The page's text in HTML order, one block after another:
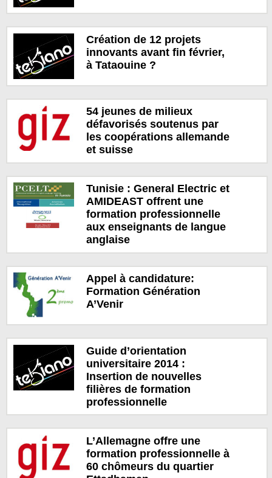
Création de 12 projets
innovants avant fin février,
à Tataouine ?
54 jeunes de milieux
défavorisés soutenus par
les coopérations allemande
et suisse
Tunisie : General Electric et
AMIDEAST offrent une
formation professionnelle
aux enseignants de langue
anglaise
Appel à candidature:
Formation Génération
A’Venir
Guide d’orientation
universitaire 2014 :
Insertion de nouvelles
filières de formation
professionnelle
L’Allemagne offre une
formation professionnelle à
60 chômeurs du quartier